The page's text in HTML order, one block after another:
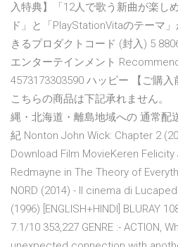
入特典】「12人で歌う新曲が楽し
ド」と「PlayStationVitaのテーマ
きるプロダクトコード (封入) 5
エンターテインメント
4573173303590 ハッピー 【ご購
こちらの商品は下記承れません。
縄・北海道・離島地域への 通常配
紀 Nonton John Wick: Chapter 2
Download Film MovieKeren
Redmayne in The Theory of
NORD (2014) - Il cinema di
(1996) [ENGLISH+HINDI] BLURAY
7.1/10 353,227 GENRE :- ACTION,